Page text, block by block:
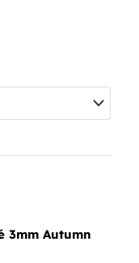
€
3mm Autumn